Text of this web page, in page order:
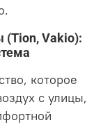
(Tion, Vakio):
которое
с улицы,